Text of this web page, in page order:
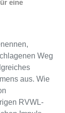
eine
Weg
aus. Wie
RVWL-